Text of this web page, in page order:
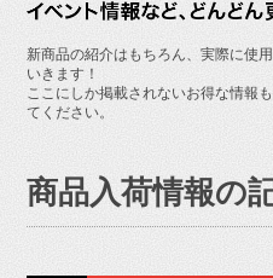
よくあ
お問
新商品の紹介はもちろん、実際に使
いきます！
ここにしか掲載されないお得な情報
てください。
商品入荷情報の